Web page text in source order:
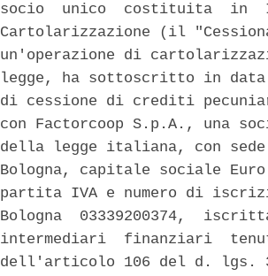
socio  unico  costituita  in
Cartolarizzazione (il
un'operazione di
legge, ha sottoscritto in data
di cessione di crediti
con Factorcoop S.p.A., una
della legge italiana, con
Bologna, capitale sociale
partita IVA e numero di
Bologna  03339200374,
intermediari  finanziari
dell'articolo 106 del d. lgs.